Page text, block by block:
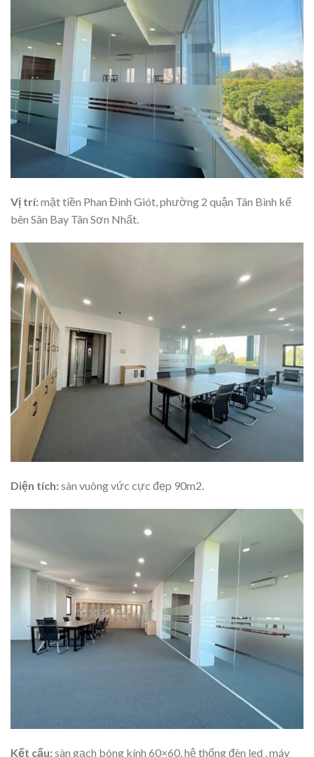
Vị trí:mặt tiền Phan Đình Giót, phường 2 quận Tân Bình kế
bên Sân Bay Tân Sơn Nhất.
Diện tích:sàn vuông vức cực đẹp 90m2.
Kết cấu:sàn gạch bóng kính 60×60, hệ thống đèn led , máy